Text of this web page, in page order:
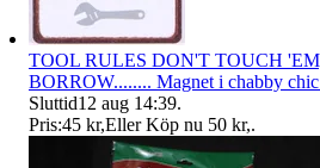
TOOL RULES DON'T TOUCH
BORROW........ Magnet i chabby
Sluttid12 aug 14:39.
Pris:45 kr,Eller Köp nu 50 kr,.